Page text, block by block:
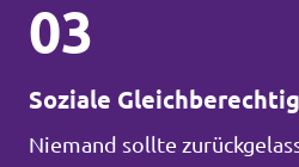
03
Soziale
Niemand sollte